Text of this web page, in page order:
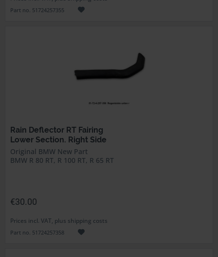
Part no. 51724257355
Rain Deflector RT Fairing
Lower Section. Right Side
Original BMW New Part
BMW R 80 RT, R 100 RT, R 65 RT
€30.00
Prices incl. VAT, plus shipping costs
Part no. 51724257358